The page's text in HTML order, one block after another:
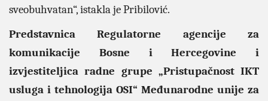
sveobuhvatan“, istakla je Pribilović.
Predstavnica Regulatorne agencije za
komunikacije Bosne i Hercegovine i
izvjestiteljica radne grupe „Pristupačnost IKT
usluga i tehnologija OSI“ Međunarodne unije za